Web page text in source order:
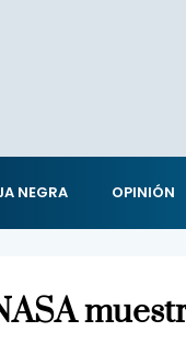
NEGRA OPINIÓN